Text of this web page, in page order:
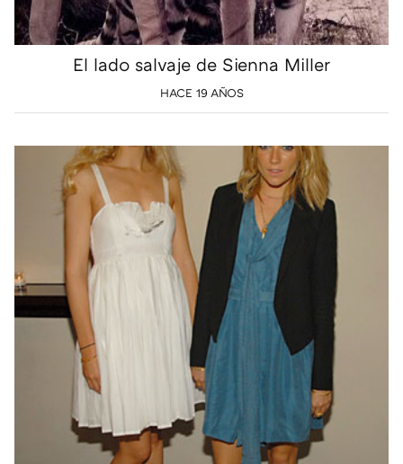
El lado salvaje de Sienna Miller
HACE 19 AÑOS